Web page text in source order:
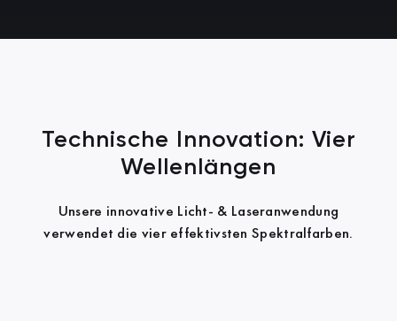
Technische Innovation: Vier
Wellenlängen
Unsere innovative Licht- & Laseranwendung
verwendet die vier effektivsten Spektralfarben.